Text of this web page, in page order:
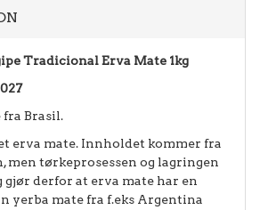
Tradicional Erva Mate 1kg
fra Brasil.
erva mate. Innholdet kommer fra
men tørkeprosessen og lagringen
gjør derfor at erva mate har en
yerba mate fra f.eks Argentina